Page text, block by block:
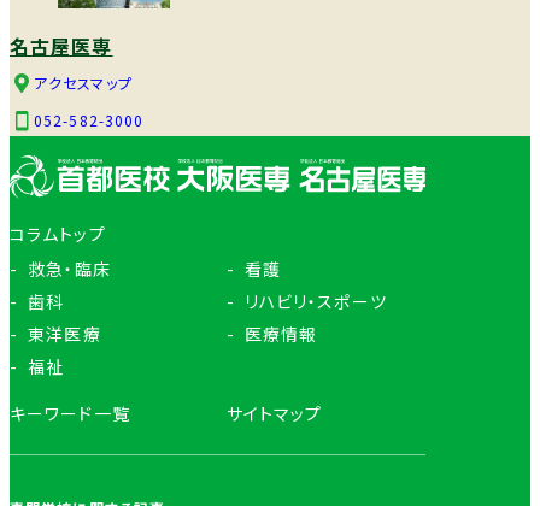
名古屋医専
アクセスマップ
052-582-3000
コラムトップ
救急・臨床
看護
歯科
リハビリ・スポーツ
東洋医療
医療情報
福祉
キーワード一覧
サイトマップ